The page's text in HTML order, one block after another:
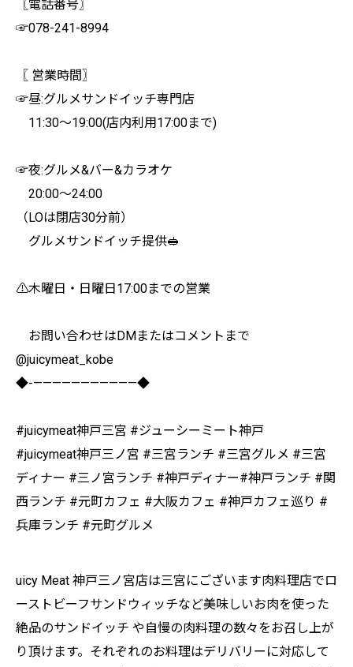
〖電話番号〗
☞078-241-8994
〖 営業時間〗
☞昼:グルメサンドイッチ専門店
11:30〜19:00(店内利用17:00まで)
☞夜:グルメ&バー&カラオケ
20:00〜24:00
（LOは閉店30分前）
グルメサンドイッチ提供🥪
⚠︎木曜日・日曜日17:00までの営業
お問い合わせはDMまたはコメントまで
@juicymeat_kobe
◆-———————————◆
#juicymeat神戸三宮 #ジューシーミート神戸
#juicymeat神戸三ノ宮 #三宮ランチ #三宮グルメ #三宮
ディナー #三ノ宮ランチ #神戸ディナー#神戸ランチ #関
西ランチ #元町カフェ #大阪カフェ #神戸カフェ巡り #
兵庫ランチ #元町グルメ
uicy Meat 神戸三ノ宮店は三宮にございます肉料理店でロ
ーストビーフサンドウィッチなど美味しいお肉を使った
絶品のサンドイッチ や自慢の肉料理の数々をお召し上が
り頂けます。それぞれのお料理はデリバリーに対応して